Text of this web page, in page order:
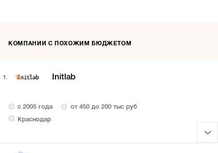
КОМПАНИИ С ПОХОЖИМ БЮДЖЕТОМ
1. Initlab
с 2005 года
от 450 до 200 тыс руб
Краснодар